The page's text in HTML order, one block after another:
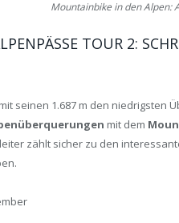
Mountainbike in den Alpen:
TOUR 2:
seinen 1.687 m den niedrigsten
mit dem
zählt sicher zu den